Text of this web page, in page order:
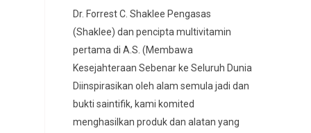
Dr. Forrest C. Shaklee Pengasas
(Shaklee) dan pencipta multivitamin
pertama di A.S. (Membawa
Kesejahteraan Sebenar ke Seluruh Dunia
Diinspirasikan oleh alam semula jadi dan
bukti saintifik, kami komited
menghasilkan produk dan alatan yang